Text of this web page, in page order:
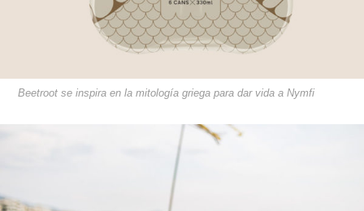
Beetroot se inspira en la mitología griega para dar vida a Nymfi